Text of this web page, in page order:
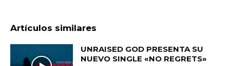
Artículos similares
UNRAISED GOD PRESENTA SU
NUEVO SINGLE «NO REGRETS»